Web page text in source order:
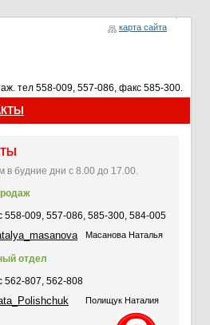
карта сайта
тел 558-009, 557-086, факс 585-300.
в будние дни с 8.00 до 17.00.
558-009, 557-086, 585-300, 584-005
Масанова Наталья
отдел
562-807, 562-808
Полищук Наталия